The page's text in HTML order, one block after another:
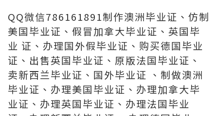
QQ微信786161891制作澳洲毕业证、仿制
美国毕业证、假冒加拿大毕业证、英国毕
业 证、办理国外假毕业证、购买德国毕业
证、出售英国毕业证、原版法国毕业证、
卖新西兰毕业证、国外毕业证 、制做澳洲
毕业证、办理美国毕业证、办理加拿大毕
业证、办理英国毕业证、办理法国毕业